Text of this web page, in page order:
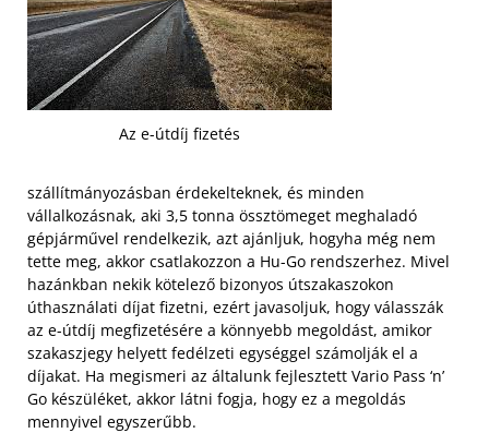
Az e-útdíj fizetés
szállítmányozásban érdekelteknek, és minden
vállalkozásnak, aki 3,5 tonna össztömeget meghaladó
gépjárművel rendelkezik, azt ajánljuk, hogyha még nem
tette meg, akkor csatlakozzon a Hu-Go rendszerhez. Mivel
hazánkban nekik kötelező bizonyos útszakaszokon
úthasználati díjat fizetni, ezért javasoljuk, hogy válasszák
az e-útdíj megfizetésére a könnyebb megoldást, amikor
szakaszjegy helyett fedélzeti egységgel számolják el a
díjakat. Ha megismeri az általunk fejlesztett Vario Pass ‘n’
Go készüléket, akkor látni fogja, hogy ez a megoldás
mennyivel egyszerűbb.